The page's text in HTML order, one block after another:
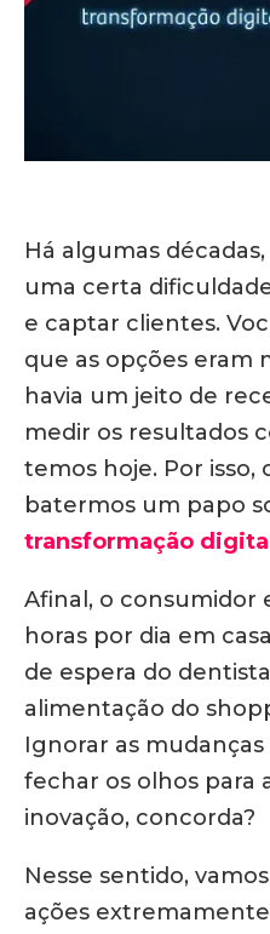
Há algumas
uma certa
e captar clientes.
que as opções eram
havia um jeito de
medir os resultados
temos hoje. Por isso,
batermos um papo
transformação digital
Afinal, o consumidor
horas por dia em
de espera do
alimentação do
Ignorar as
fechar os olhos para
inovação, concorda?
Nesse sentido,
ações